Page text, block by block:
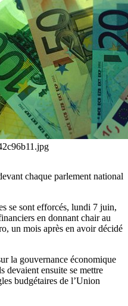
chaque parlement national
se sont efforcés, lundi 7 juin,
en donnant chair au
un mois après en avoir décidé
la gouvernance économique
devaient ensuite se mettre
budgétaires de l’Union